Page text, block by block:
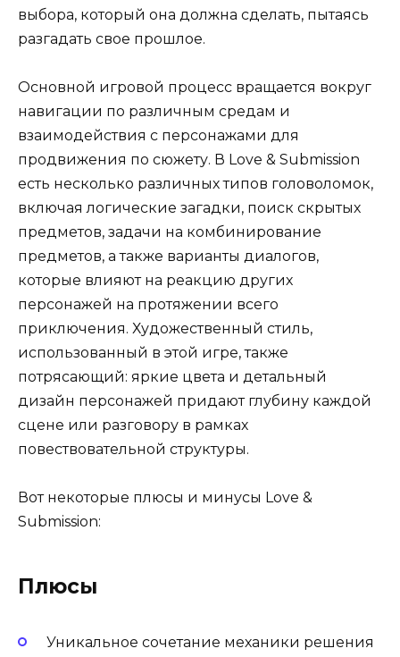
выбора, который она должна сделать, пытаясь
разгадать свое прошлое.
Основной игровой процесс вращается вокруг
навигации по различным средам и
взаимодействия с персонажами для
продвижения по сюжету. В Love & Submission
есть несколько различных типов головоломок,
включая логические загадки, поиск скрытых
предметов, задачи на комбинирование
предметов, а также варианты диалогов,
которые влияют на реакцию других
персонажей на протяжении всего
приключения. Художественный стиль,
использованный в этой игре, также
потрясающий: яркие цвета и детальный
дизайн персонажей придают глубину каждой
сцене или разговору в рамках
повествовательной структуры.
Вот некоторые плюсы и минусы Love &
Submission:
Плюсы
Уникальное сочетание механики решения